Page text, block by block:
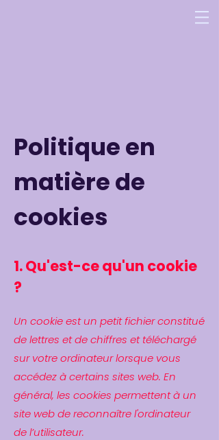
Politique en
matière de
cookies
1. Qu'est-ce qu'un cookie
?
Un cookie est un petit fichier constitué
de lettres et de chiffres et téléchargé
sur votre ordinateur lorsque vous
accédez à certains sites web. En
général, les cookies permettent à un
site web de reconnaître l'ordinateur
de l’utilisateur.